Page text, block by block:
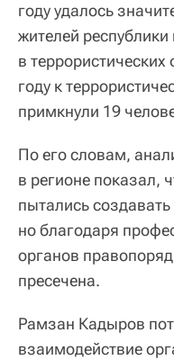
году удалось
жителей
в
году к
примкнули 19
По его словам,
в регионе показал,
пытались
но благодаря
органов
пресечена.
Рамзан Кадыров
взаимодействие